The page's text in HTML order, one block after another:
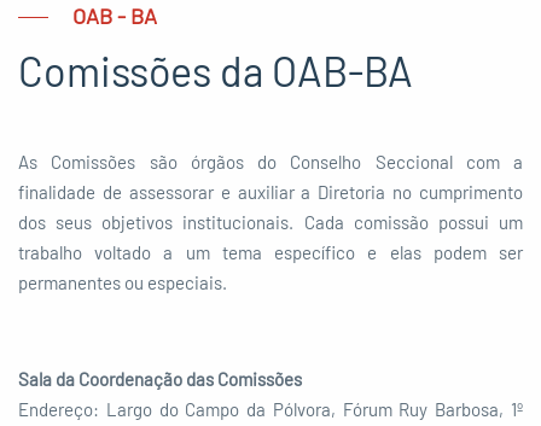
OAB - BA
Comissões da OAB-BA
As Comissões são órgãos do Conselho Seccional com a
finalidade de assessorar e auxiliar a Diretoria no cumprimento
dos seus objetivos institucionais. Cada comissão possui um
trabalho voltado a um tema específico e elas podem ser
permanentes ou especiais.
Sala da Coordenação das Comissões
Endereço: Largo do Campo da Pólvora, Fórum Ruy Barbosa, 1º